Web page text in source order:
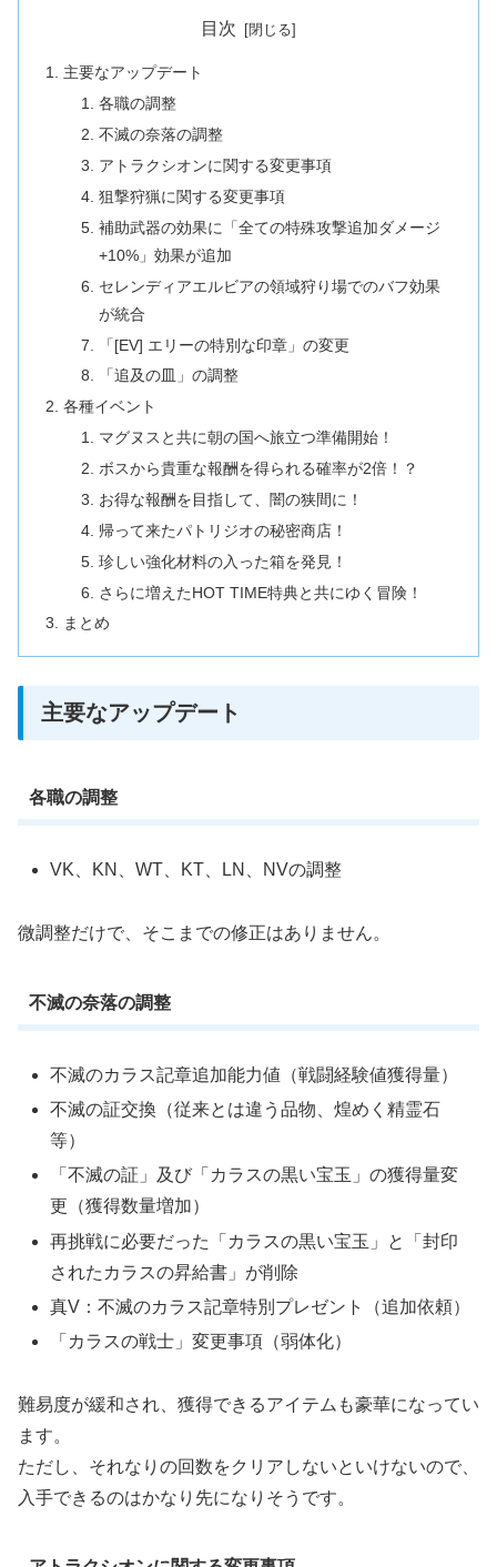
目次
主要なアップデート
各職の調整
不滅の奈落の調整
アトラクシオンに関する変更事項
狙撃狩猟に関する変更事項
補助武器の効果に「全ての特殊攻撃追加ダメージ
+10%」効果が追加
セレンディアエルビアの領域狩り場でのバフ効果
が統合
「[EV] エリーの特別な印章」の変更
「追及の皿」の調整
各種イベント
マグヌスと共に朝の国へ旅立つ準備開始！
ボスから貴重な報酬を得られる確率が2倍！？
お得な報酬を目指して、闇の狭間に！
帰って来たパトリジオの秘密商店！
珍しい強化材料の入った箱を発見！
さらに増えたHOT TIME特典と共にゆく冒険！
まとめ
主要なアップデート
各職の調整
VK、KN、WT、KT、LN、NVの調整
微調整だけで、そこまでの修正はありません。
不滅の奈落の調整
不滅のカラス記章追加能力値（戦闘経験値獲得量）
不滅の証交換（従来とは違う品物、煌めく精霊石
等）
「不滅の証」及び「カラスの黒い宝玉」の獲得量変
更（獲得数量増加）
再挑戦に必要だった「カラスの黒い宝玉」と「封印
されたカラスの昇給書」が削除
真V：不滅のカラス記章特別プレゼント（追加依頼）
「カラスの戦士」変更事項（弱体化）
難易度が緩和され、獲得できるアイテムも豪華になってい
ます。
ただし、それなりの回数をクリアしないといけないので、
入手できるのはかなり先になりそうです。